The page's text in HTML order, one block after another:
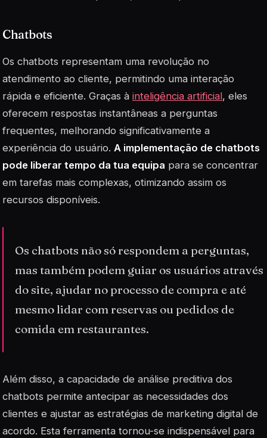
Chatbots
Os chatbots representam uma revolução no
atendimento ao cliente, permitindo uma interação
rápida e eficiente. Graças à inteligência artificial, eles
oferecem respostas instantâneas a perguntas
frequentes, melhorando significativamente a
experiência do usuário. A implementação de chatbots
pode liberar tempo da tua equipa para se concentrar
em tarefas mais complexas, otimizando assim os
recursos disponíveis.
Os chatbots não só respondem a perguntas,
mas também podem guiar os usuários através
do site, ajudar no processo de compra e até
mesmo lidar com reservas ou pedidos de
comida em restaurantes.
Além disso, a capacidade de análise preditiva dos
chatbots permite antecipar as necessidades dos
clientes e ajustar as estratégias de marketing digital de
acordo. Esta ferramenta tornou-se indispensável para